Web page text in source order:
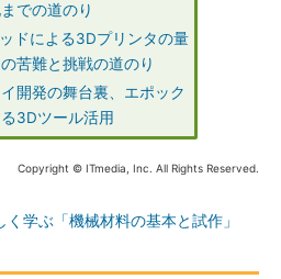
での道のり
ドによる3Dプリンタの量
苦難と挑戦の道のり
開発の舞台裏、エポック
3Dツール活用
Copyright © ITmedia, Inc. All Rights Reserved.
学ぶ「機械材料の基本と試作」